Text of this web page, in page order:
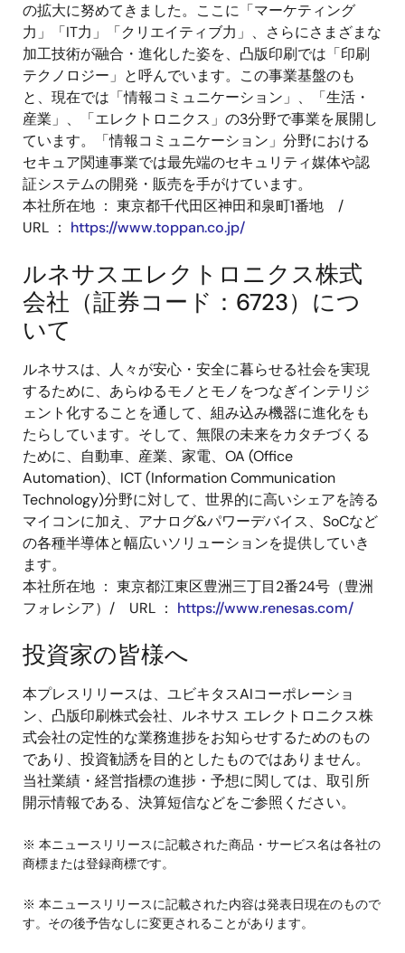
の拡大に努めてきました。ここに「マーケティング
力」「IT力」「クリエイティブ力」、さらにさまざまな
加工技術が融合・進化した姿を、凸版印刷では「印刷
テクノロジー」と呼んでいます。この事業基盤のも
と、現在では「情報コミュニケーション」、「生活・
産業」、「エレクトロニクス」の3分野で事業を展開し
ています。「情報コミュニケーション」分野における
セキュア関連事業では最先端のセキュリティ媒体や認
証システムの開発・販売を手がけています。
本社所在地 ： 東京都千代田区神田和泉町1番地 /
URL ： https://www.toppan.co.jp/
ルネサスエレクトロニクス株式
会社（証券コード：6723）につ
いて
ルネサスは、人々が安心・安全に暮らせる社会を実現
するために、あらゆるモノとモノをつなぎインテリジ
ェント化することを通して、組み込み機器に進化をも
たらしています。そして、無限の未来をカタチづくる
ために、自動車、産業、家電、OA (Office
Automation)、ICT (Information Communication
Technology)分野に対して、世界的に高いシェアを誇る
マイコンに加え、アナログ&パワーデバイス、SoCなど
の各種半導体と幅広いソリューションを提供していき
ます。
本社所在地 ： 東京都江東区豊洲三丁目2番24号（豊洲
フォレシア）/ URL ： https://www.renesas.com/
投資家の皆様へ
本プレスリリースは、ユビキタスAIコーポレーショ
ン、凸版印刷株式会社、ルネサス エレクトロニクス株
式会社の定性的な業務進捗をお知らせするためのもの
であり、投資勧誘を目的としたものではありません。
当社業績・経営指標の進捗・予想に関しては、取引所
開示情報である、決算短信などをご参照ください。
※ 本ニュースリリースに記載された商品・サービス名は各社の
商標または登録商標です。
※ 本ニュースリリースに記載された内容は発表日現在のもので
す。その後予告なしに変更されることがあります。